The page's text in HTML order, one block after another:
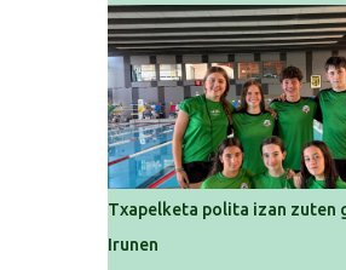
informazio guztia gure
aurkituko duzue, ondorengo
https://
/egutegia#h.9xischp06awl
haundienak denoi!! BRNPWR!!
beharko dute eta igandean
(Aritzbatalde kiroldegia).
##### Este sábado y domingo
MASTERS tendrán el II
DE ZARAUTZ. La competición
en Zarautz a las 16:00 la
y a las 10:00 la del domingo.
nadadores/as tendrán que estar
Txapelketa polita izan zuten
Irunen